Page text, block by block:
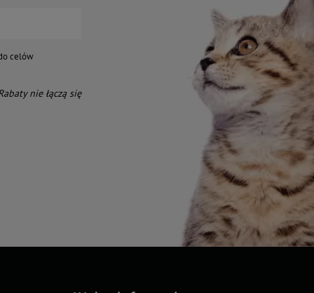
celów
nie łączą się